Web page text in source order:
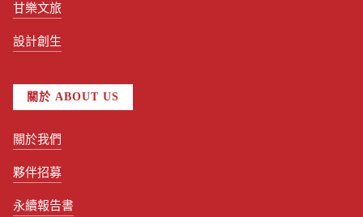
甘樂文旅
設計創生
關於 ABOUT US
關於我們
夥伴招募
永續報告書